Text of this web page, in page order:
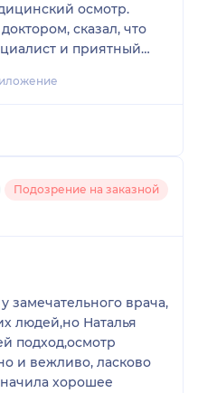
осмотр.
сказал, что
и приятный
Владимировна.
Подозрение на заказной
замечательного врача,
людей,но Наталья
подход,осмотр
и вежливо, ласково
хорошее